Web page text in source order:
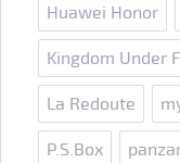
Huawei Honor
Kingdom Under
La Redoute
P.S.Box